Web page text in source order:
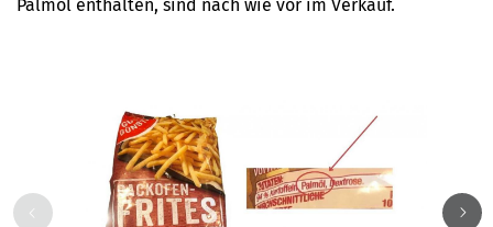
Palmöl enthalten, sind nach wie vor im Verkauf.